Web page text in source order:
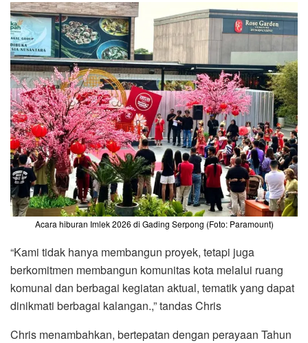
Acara hiburan Imlek 2026 di Gading Serpong (Foto: Paramount)
“Kami tidak hanya membangun proyek, tetapi juga
berkomitmen membangun komunitas kota melalui ruang
komunal dan berbagai kegiatan aktual, tematik yang dapat
dinikmati berbagai kalangan.,” tandas Chris
Chris menambahkan, bertepatan dengan perayaan Tahun